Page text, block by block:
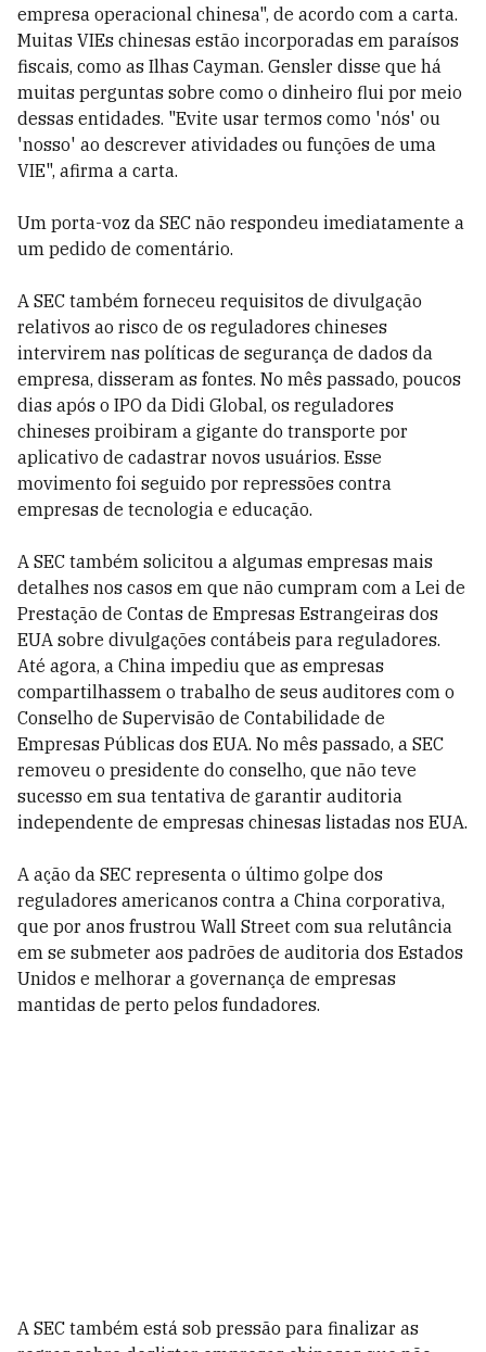
empresa operacional chinesa", de acordo com a carta.
Muitas VIEs chinesas estão incorporadas em paraísos
fiscais, como as Ilhas Cayman. Gensler disse que há
muitas perguntas sobre como o dinheiro flui por meio
dessas entidades. "Evite usar termos como 'nós' ou
'nosso' ao descrever atividades ou funções de uma
VIE", afirma a carta.
Um porta-voz da SEC não respondeu imediatamente a
um pedido de comentário.
A SEC também forneceu requisitos de divulgação
relativos ao risco de os reguladores chineses
intervirem nas políticas de segurança de dados da
empresa, disseram as fontes. No mês passado, poucos
dias após o IPO da Didi Global, os reguladores
chineses proibiram a gigante do transporte por
aplicativo de cadastrar novos usuários. Esse
movimento foi seguido por repressões contra
empresas de tecnologia e educação.
A SEC também solicitou a algumas empresas mais
detalhes nos casos em que não cumpram com a Lei de
Prestação de Contas de Empresas Estrangeiras dos
EUA sobre divulgações contábeis para reguladores.
Até agora, a China impediu que as empresas
compartilhassem o trabalho de seus auditores com o
Conselho de Supervisão de Contabilidade de
Empresas Públicas dos EUA. No mês passado, a SEC
removeu o presidente do conselho, que não teve
sucesso em sua tentativa de garantir auditoria
independente de empresas chinesas listadas nos EUA.
A ação da SEC representa o último golpe dos
reguladores americanos contra a China corporativa,
que por anos frustrou Wall Street com sua relutância
em se submeter aos padrões de auditoria dos Estados
Unidos e melhorar a governança de empresas
mantidas de perto pelos fundadores.
A SEC também está sob pressão para finalizar as